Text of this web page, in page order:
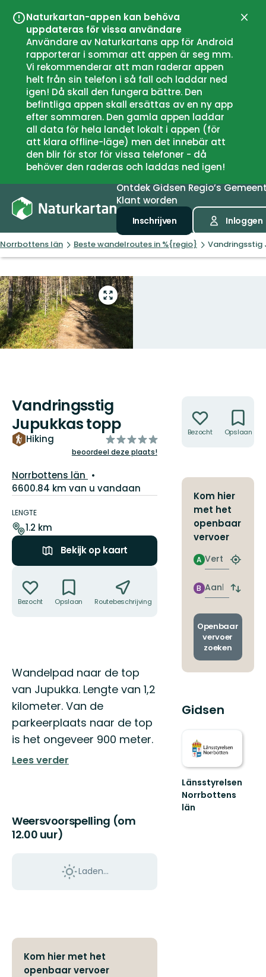
Naturkartan-appen kan behöva
uppdateras för vissa användare
Användare av Naturkartans app för Android
rapporterar i sommar att appen är seg mm.
Vi rekommenderar att man raderar appen
helt från sin telefon i så fall och laddar ned
igen! Då skall den fungera bättre. Den
befintliga appen skall ersättas av en ny app
efter sommaren. Den gamla appen laddar
all data för hela landet lokalt i appen (för
att klara offline-läge) men det innebär att
den blir för stor för vissa telefoner - då
behöver den raderas och laddas ned igen!
OntdekGidsenRegio’s
Klant worden
Inschrijven Inloggen
Norrbottens län Beste wandelroutes in %{regio} Vandringsstig
Open
volledig
scherm
Vandringsstig
Jupukkas topp
Hiking
van
5
beoordeel deze plaats!
Regio:
Norrbottens län
6600.84 km van u vandaan
details
LENGTE
1.2 km
Bekijk op kaart
Bezocht Opslaan Routebeschrijving
Omschrijving
Wandelpad naar de top
van Jupukka. Lengte van 1,2
kilometer. Van de
parkeerplaats naar de top
is het ongeveer 900 meter.
Lees verder
Weersvoorspelling (om
12.00 uur)
Laden…
Kom hier met het
openbaar vervoer
Bezocht Opslaan
Kom hier
met het
openbaar
vervoer
Vertrek
A
Zoek
halte
Aankomst
B
Wissel
en
Openbaar
vervoer
zoeken
Gidsen
Länsstyrelsen
Norrbottens
län